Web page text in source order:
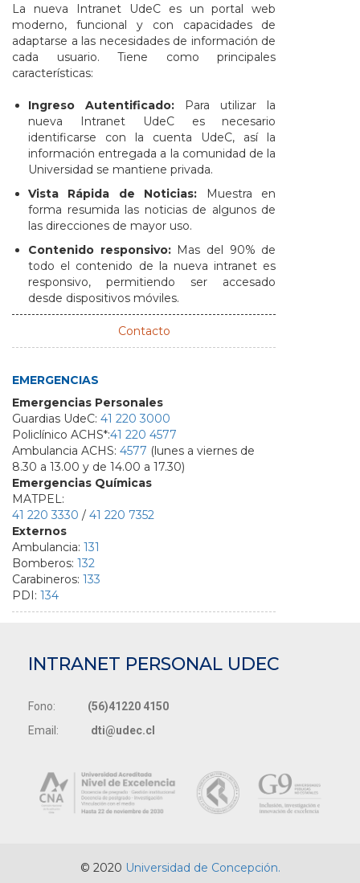
La nueva Intranet UdeC es un portal web
moderno, funcional y con capacidades de
adaptarse a las necesidades de información de
cada usuario. Tiene como principales
características:
Ingreso Autentificado: Para utilizar la
nueva Intranet UdeC es necesario
identificarse con la cuenta UdeC, así la
información entregada a la comunidad de la
Universidad se mantiene privada.
Vista Rápida de Noticias:
Muestra en
forma resumida las noticias de algunos de
las direcciones de mayor uso.
Contenido responsivo: Mas del 90% de
todo el contenido de la nueva intranet es
responsivo, permitiendo ser accesado
desde dispositivos móviles.
Contacto
EMERGENCIAS
Emergencias Personales
Guardias UdeC: 41 220 3000
Policlínico ACHS*:41 220 4577
Ambulancia ACHS: 4577 (lunes a viernes de
8.30 a 13.00 y de 14.00 a 17.30)
Emergencias Químicas
MATPEL:
41 220 3330 / 41 220 7352
Externos
Ambulancia: 131
Bomberos: 132
Carabineros: 133
PDI: 134
INTRANET PERSONAL UDEC
Fono:
(56)41220 4150
Email:
dti@udec.cl
© 2020 Universidad de Concepción.